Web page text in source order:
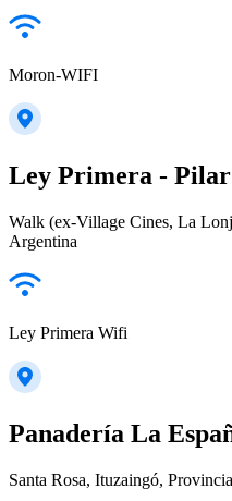
Moron-WIFI
Ley Primera - Pilar
Walk (ex-Village Cines, La
Argentina
Ley Primera Wifi
Panadería La
Santa Rosa, Ituzaingó,